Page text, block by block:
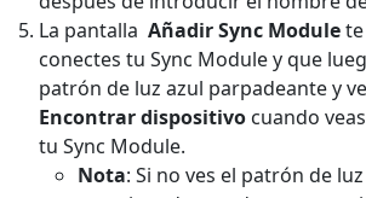
La pantalla Añadir Sync Module
conectes tu Sync Module y que
patrón de luz azul parpadeante y
Encontrar dispositivo cuando
tu Sync Module.
Nota: Si no ves el patrón de